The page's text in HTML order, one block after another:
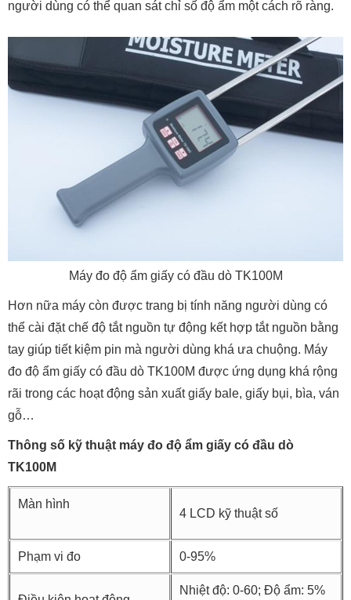
người dùng có thể quan sát chỉ số độ ẩm một cách rõ ràng.
Máy đo độ ẩm giấy có đầu dò TK100M
Hơn nữa máy còn được trang bị tính năng người dùng có
thể cài đặt chế độ tắt nguồn tự động kết hợp tắt nguồn bằng
tay giúp tiết kiệm pin mà người dùng khá ưa chuộng. Máy
đo độ ẩm giấy có đầu dò TK100M được ứng dụng khá rộng
rãi trong các hoạt động sản xuất giấy bale, giấy bụi, bìa, ván
gỗ…
Thông số kỹ thuật máy đo độ ẩm giấy có đầu dò
TK100M
Màn hình
4 LCD kỹ thuật số
Phạm vi đo 0-95%
Nhiệt độ: 0-60; Độ ẩm: 5%